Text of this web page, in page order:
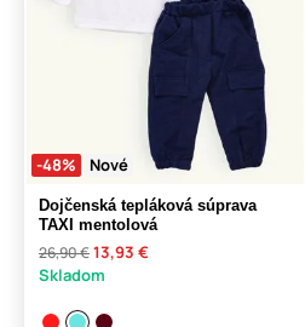
-48% Nové
Dojčenská tepláková súprava
TAXI mentolová
26,90 €13,93 €
Skladom